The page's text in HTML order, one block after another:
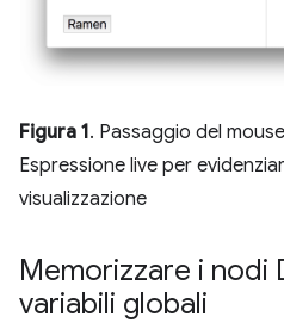
Figura 1. Passaggio del
Espressione live per
visualizzazione
Memorizzare i nodi
variabili globali